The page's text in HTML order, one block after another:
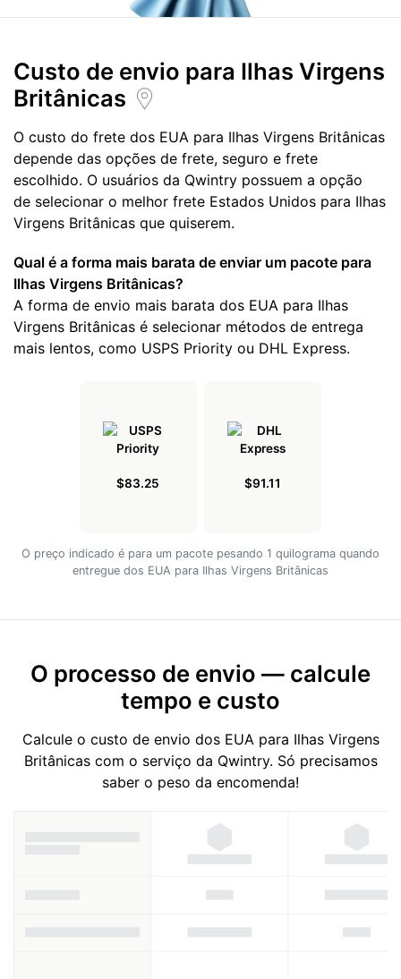
Custo de envio para Ilhas Virgens
Britânicas
O custo do frete dos EUA para Ilhas Virgens Britânicas
depende das opções de frete, seguro e frete
escolhido. O usuários da Qwintry possuem a opção
de selecionar o melhor frete Estados Unidos para Ilhas
Virgens Britânicas que quiserem.
Qual é a forma mais barata de enviar um pacote para
Ilhas Virgens Britânicas?
A forma de envio mais barata dos EUA para Ilhas
Virgens Britânicas é selecionar métodos de entrega
mais lentos, como USPS Priority ou DHL Express.
$83.25 $91.11
O preço indicado é para um pacote pesando 1 quilograma quando
entregue dos EUA para Ilhas Virgens Britânicas
O processo de envio — calcule
tempo e custo
Calcule o custo de envio dos EUA para Ilhas Virgens
Britânicas com o serviço da Qwintry. Só precisamos
saber o peso da encomenda!